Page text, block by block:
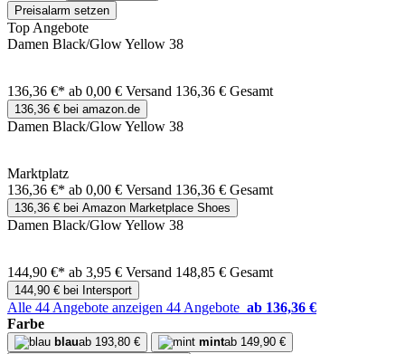
Preisalarm setzen
Top Angebote
Damen Black/Glow Yellow 38
136,36 €* ab 0,00 € Versand 136,36 € Gesamt
136,36 € bei amazon.de
Damen Black/Glow Yellow 38
Marktplatz
136,36 €* ab 0,00 € Versand 136,36 € Gesamt
136,36 € bei Amazon Marketplace Shoes
Damen Black/Glow Yellow 38
144,90 €* ab 3,95 € Versand 148,85 € Gesamt
144,90 € bei Intersport
Alle 44 Angebote anzeigen 44 Angebote ab 136,36 €
Farbe
blauab 193,80 € mintab 149,90 €